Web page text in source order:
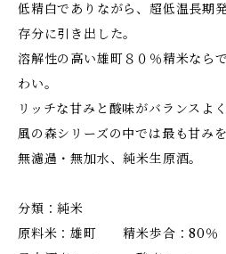
低精白でありながら、超低温長期
存分に引き出した。
溶解性の高い雄町８０％精米なら
わい。
リッチな甘みと酸味がバランスよ
風の森シリーズの中では最も甘みを
無濾過・無加水、純米生原酒。
分類：純米
原料米：雄町 精米歩合：80％